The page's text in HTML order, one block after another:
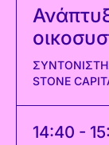
STONE
14:40 -